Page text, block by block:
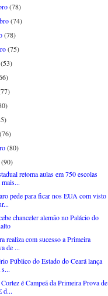
(78)
(74)
(78)
(75)
(53)
(76)
(80)
(90)
retoma aulas em 750 escolas
pede para ficar nos EUA com visto
chanceler alemão no Palácio do
realiza com sucesso a Primeira
de ...
Público do Estado do Ceará lança
é Campeã da Primeira Prova de
d...